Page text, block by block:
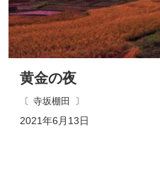
2021年6月13日
寺坂棚田
黄金の夜